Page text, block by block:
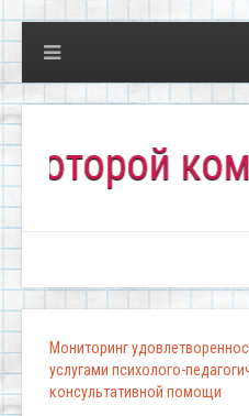
Мониторинг
услугами психолого-
консультативной помощи